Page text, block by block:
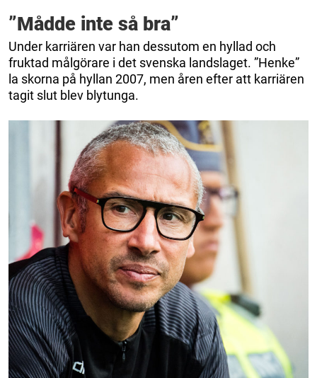
”Mådde inte så bra”
Under karriären var han dessutom en hyllad och
fruktad målgörare i det svenska landslaget. ”Henke”
la skorna på hyllan 2007, men åren efter att karriären
tagit slut blev blytunga.